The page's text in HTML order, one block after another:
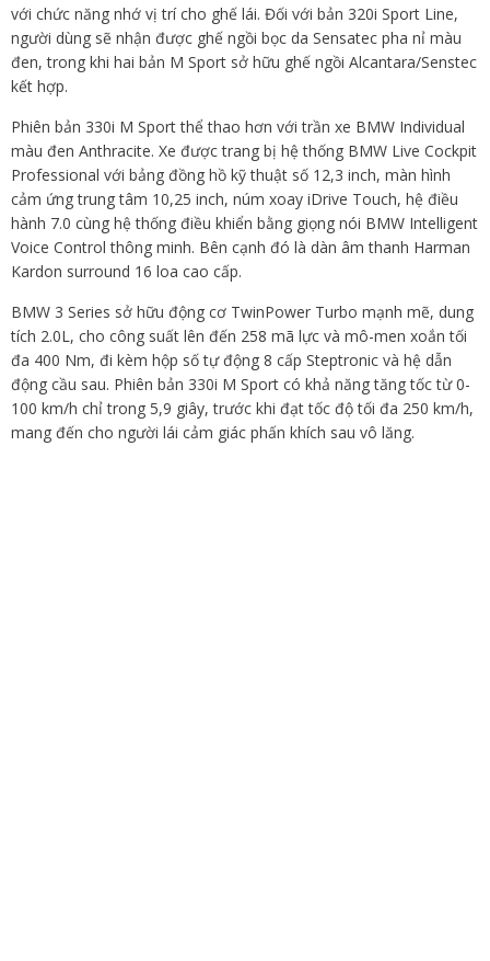
với chức năng nhớ vị trí cho ghế lái. Đối với bản 320i Sport Line,
người dùng sẽ nhận được ghế ngồi bọc da Sensatec pha nỉ màu
đen, trong khi hai bản M Sport sở hữu ghế ngồi Alcantara/Senstec
kết hợp.
Phiên bản 330i M Sport thể thao hơn với trần xe BMW Individual
màu đen Anthracite. Xe được trang bị hệ thống BMW Live Cockpit
Professional với bảng đồng hồ kỹ thuật số 12,3 inch, màn hình
cảm ứng trung tâm 10,25 inch, núm xoay iDrive Touch, hệ điều
hành 7.0 cùng hệ thống điều khiển bằng giọng nói BMW Intelligent
Voice Control thông minh. Bên cạnh đó là dàn âm thanh Harman
Kardon surround 16 loa cao cấp.
BMW 3 Series sở hữu động cơ TwinPower Turbo mạnh mẽ, dung
tích 2.0L, cho công suất lên đến 258 mã lực và mô-men xoắn tối
đa 400 Nm, đi kèm hộp số tự động 8 cấp Steptronic và hệ dẫn
động cầu sau. Phiên bản 330i M Sport có khả năng tăng tốc từ 0-
100 km/h chỉ trong 5,9 giây, trước khi đạt tốc độ tối đa 250 km/h,
mang đến cho người lái cảm giác phấn khích sau vô lăng.